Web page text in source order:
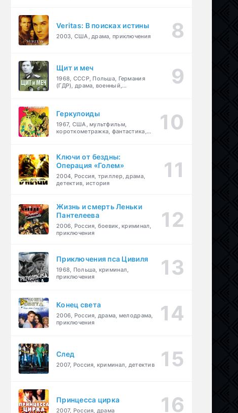
Veritas: В поисках истины
2003, США, драма, приключения
Щит и меч
1968, СССР, Польша, Германия
(ГДР), драма, военный,
Геркулоиды
1967, США, мультфильм,
короткометражка, фантастика,
Ключи от бездны:
Операция «Голем»
2004, Россия, триллер, драма,
детектив, история
Жизнь и смерть Леньки
Пантелеева
2006, Россия, боевик, криминал,
приключения
Приключения пса Цивиля
1968, Польша, криминал,
приключения
Конец света
2006, Россия, драма, мелодрама,
приключения
След
2007, Россия, криминал, детектив
Принцесса цирка
2007, Россия, драма